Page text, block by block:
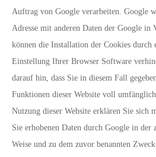
Auftrag von Google verarbeiten. Google
Adresse mit anderen Daten der Google in
können die Installation der Cookies durch
Einstellung Ihrer Browser Software
darauf hin, dass Sie in diesem Fall
Funktionen dieser Website voll
Nutzung dieser Website erklären Sie sich
Sie erhobenen Daten durch Google in der
Weise und zu dem zuvor benannten